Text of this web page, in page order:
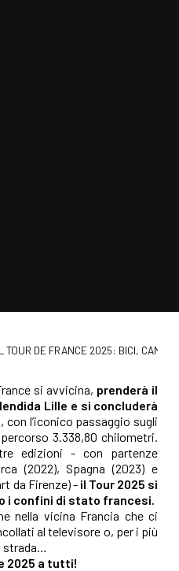
TOUR DE FRANCE 2025: BICI,
si avvicina, prenderà il
Lille e si concluderà
, con l’iconico passaggio sugli
3.338,80 chilometri.
edizioni - con partenze
(2022), Spagna (2023) e
da Firenze) - il Tour 2025 si
i confini di stato francesi.
nella vicina Francia che ci
al televisore o, per i più
2025 a tutti!